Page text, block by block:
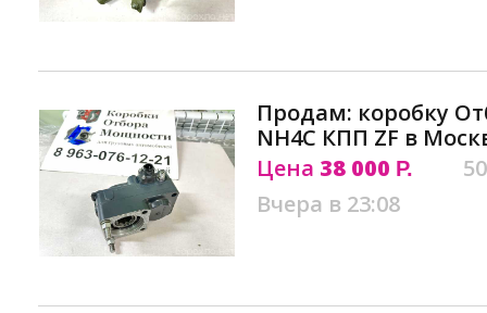
Продам: коробку
NH4C КПП ZF в
Цена 38 000 Р.
Вчера в 23:08